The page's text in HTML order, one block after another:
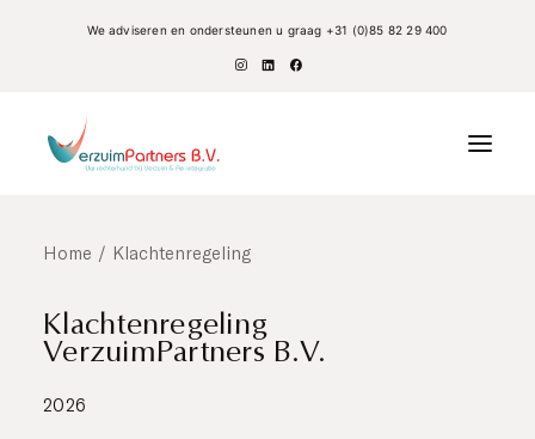
We adviseren en ondersteunen u graag +31 (0)85 82 29 400
Re-integratie
Coaching
Home Klachtenregeling
Klachtenregeling
VerzuimPartners B.V.
2026